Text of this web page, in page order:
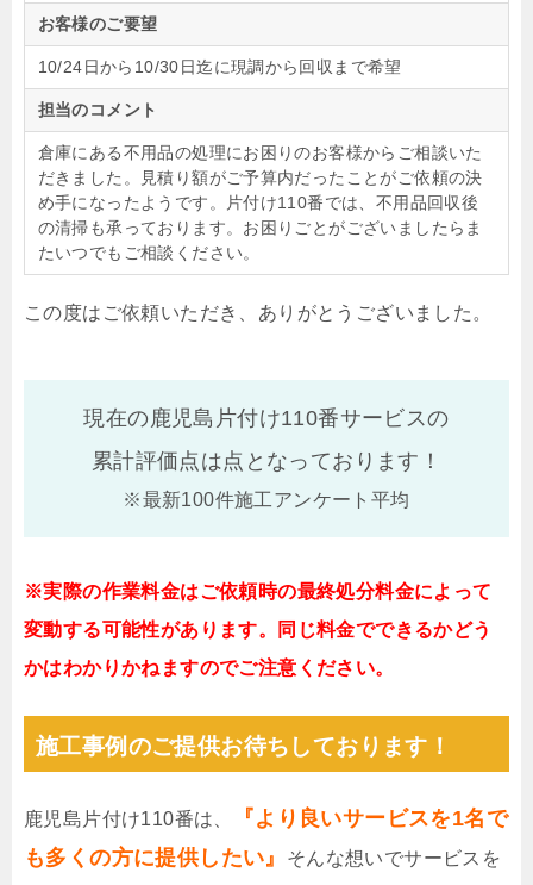
お客様のご要望
10/24日から10/30日迄に現調から回収まで希望
担当のコメント
倉庫にある不用品の処理にお困りのお客様からご相談いた
だきました。見積り額がご予算内だったことがご依頼の決
め手になったようです。片付け110番では、不用品回収後
の清掃も承っております。お困りごとがございましたらま
たいつでもご相談ください。
この度はご依頼いただき、ありがとうございました。
現在の鹿児島片付け110番サービスの
累計評価点は点となっております！
※最新100件施工アンケート平均
※実際の作業料金はご依頼時の最終処分料金によって
変動する可能性があります。同じ料金でできるかどう
かはわかりかねますのでご注意ください。
施工事例のご提供お待ちしております！
鹿児島片付け110番は、
『より良いサービスを1名で
も多くの方に提供したい』
そんな想いでサービスを